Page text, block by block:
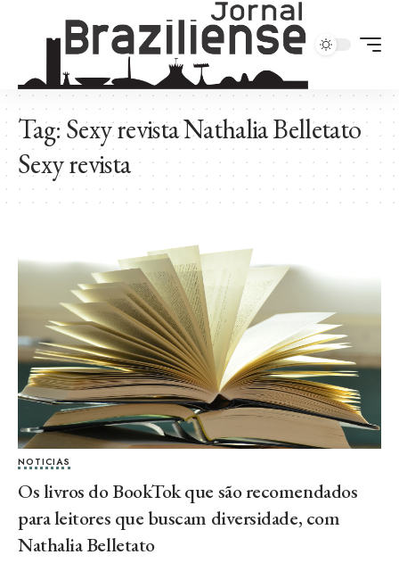
Tag:Sexy revista Nathalia Belletato
Sexy revista
NOTICIAS
Os livros do BookTok que são recomendados
para leitores que buscam diversidade, com
Nathalia Belletato